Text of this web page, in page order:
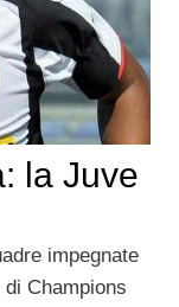
la Juve
impegnate
Champions